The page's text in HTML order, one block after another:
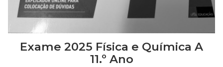
Exame 2025 Física e Química A
11.º Ano